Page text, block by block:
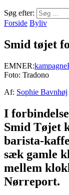
Søg efter:
Forside Byliv
Smid tøjet
EMNER:kampagne
Foto: Tradono
Af: Sophie Bavnhøj
I
Smid Tøjet
barista-
sæk gamle
mellem
Nørreport.